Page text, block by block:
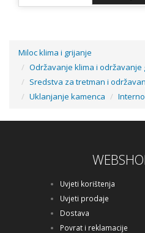
Miloc klima i grijanje
Održavanje klima i održavanje
Sredstva za tretman i
Uklanjanje kamenca
Uvjeti korištenja
Uvjeti prodaje
Dostava
Povrat i reklamacije